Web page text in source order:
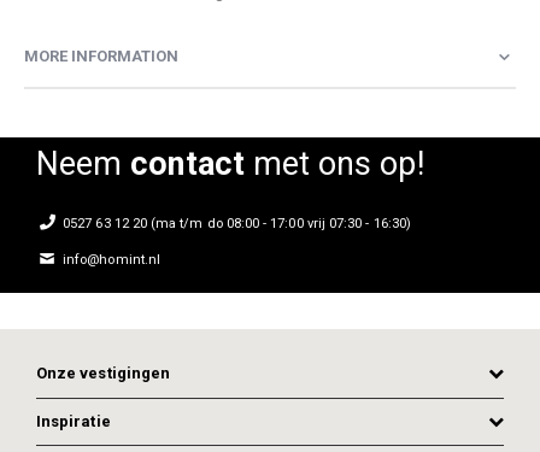
MORE INFORMATION
Neem contactmet ons op!
0527 63 12 20 (ma t/m do 08:00 - 17:00 vrij 07:30 - 16:30)
info@homint.nl
Onze vestigingen
Inspiratie